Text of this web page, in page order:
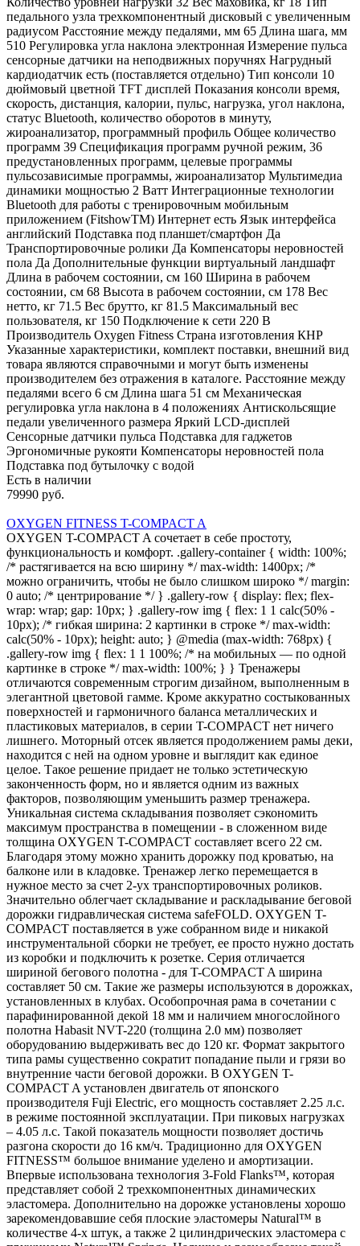
педального узла трехкомпонентный дисковый с увеличенным
радиусом Расстояние между педалями, мм 65 Длина шага, мм
510 Регулировка угла наклона электронная Измерение пульса
сенсорные датчики на неподвижных поручнях Нагрудный
кардиодатчик есть (поставляется отдельно) Тип консоли 10
дюймовый цветной TFT дисплей Показания консоли время,
скорость, дистанция, калории, пульс, нагрузка, угол наклона,
статус Bluetooth, количество оборотов в минуту,
жироанализатор, программный профиль Общее количество
программ 39 Спецификация программ ручной режим, 36
предустановленных программ, целевые программы
пульсозависимые программы, жироанализатор Мультимедиа
динамики мощностью 2 Ватт Интеграционные технологии
Bluetooth для работы с тренировочным мобильным
приложением (FitshowTM) Интернет есть Язык интерфейса
английский Подставка под планшет/смартфон Да
Транспортировочные ролики Да Компенсаторы неровностей
пола Да Дополнительные функции виртуальный ландшафт
Длина в рабочем состоянии, см 160 Ширина в рабочем
состоянии, см 68 Высота в рабочем состоянии, см 178 Вес
нетто, кг 71.5 Вес брутто, кг 81.5 Максимальный вес
пользователя, кг 150 Подключение к сети 220 В
Производитель Oxygen Fitness Страна изготовления КНР
Указанные характеристики, комплект поставки, внешний вид
товара являются справочными и могут быть изменены
производителем без отражения в каталоге. Расстояние между
педалями всего 6 см Длина шага 51 см Механическая
регулировка угла наклона в 4 положениях Антискольсящие
педали увеличенного размера Яркий LCD-дисплей
Сенсорные датчики пульса Подставка для гаджетов
Эргономичные рукояти Компенсаторы неровностей пола
Подставка под бутылочку с водой
Есть в наличии
79990 руб.
OXYGEN FITNESS T-COMPACT A
OXYGEN T-COMPACT A сочетает в себе простоту,
функциональность и комфорт. .gallery-container { width: 100%;
/* растягивается на всю ширину */ max-width: 1400px; /*
можно ограничить, чтобы не было слишком широко */ margin:
0 auto; /* центрирование */ } .gallery-row { display: flex; flex-
wrap: wrap; gap: 10px; } .gallery-row img { flex: 1 1 calc(50% -
10px); /* гибкая ширина: 2 картинки в строке */ max-width:
calc(50% - 10px); height: auto; } @media (max-width: 768px) {
.gallery-row img { flex: 1 1 100%; /* на мобильных — по одной
картинке в строке */ max-width: 100%; } } Тренажеры
отличаются современным строгим дизайном, выполненным в
элегантной цветовой гамме. Кроме аккуратно состыкованных
поверхностей и гармоничного баланса металлических и
пластиковых материалов, в серии T-COMPACT нет ничего
лишнего. Моторный отсек является продолжением рамы деки,
находится с ней на одном уровне и выглядит как единое
целое. Такое решение придает не только эстетическую
законченность форм, но и является одним из важных
факторов, позволяющим уменьшить размер тренажера.
Уникальная система складывания позволяет сэкономить
максимум пространства в помещении - в сложенном виде
толщина OXYGEN T-COMPACT составляет всего 22 см.
Благодаря этому можно хранить дорожку под кроватью, на
балконе или в кладовке. Тренажер легко перемещается в
нужное место за счет 2-ух транспортировочных роликов.
Значительно облегчает складывание и раскладывание беговой
дорожки гидравлическая система safeFOLD. OXYGEN T-
COMPACT поставляется в уже собранном виде и никакой
инструментальной сборки не требует, ее просто нужно достать
из коробки и подключить к розетке. Серия отличается
шириной бегового полотна - для T-COMPACT A ширина
составляет 50 см. Такие же размеры используются в дорожках,
установленных в клубах. Особопрочная рама в сочетании с
парафинированной декой 18 мм и наличием многослойного
полотна Habasit NVT-220 (толщина 2.0 мм) позволяет
оборудованию выдерживать вес до 120 кг. Формат закрытого
типа рамы существенно сократит попадание пыли и грязи во
внутренние части беговой дорожки. В OXYGEN T-
COMPACT A установлен двигатель от японского
производителя Fuji Electric, его мощность составляет 2.25 л.с.
в режиме постоянной эксплуатации. При пиковых нагрузках
– 4.05 л.с. Такой показатель мощности позволяет достичь
разгона скорости до 16 км/ч. Традиционно для OXYGEN
FITNESS™ большое внимание уделено и амортизации.
Впервые использована технология 3-Fold Flanks™, которая
представляет собой 2 трехкомпонентных динамических
эластомера. Дополнительно на дорожке установлены хорошо
зарекомендовавшие себя плоские эластомеры Natural™ в
количестве 4-х штук, а также 2 цилиндрических эластомера с